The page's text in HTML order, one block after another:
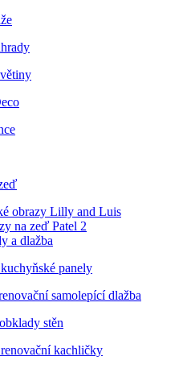
obrazy Lilly and Luis
na zeď Patel 2
a dlažba
panely
samolepící dlažba
stěn
kachličky